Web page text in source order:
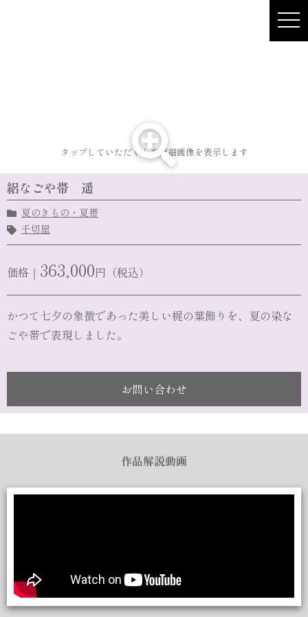
タップしていただくと高精細画像を表示します
絽なごや帯 遥
夏のきもの・夏帯
千切屋
価格｜ 363,000円（税込）
かつて七夕の象徴であった美しい梶の葉飾りを、夏の染な
ごや帯で表現しました。
お問い合わせ
作品解説動画